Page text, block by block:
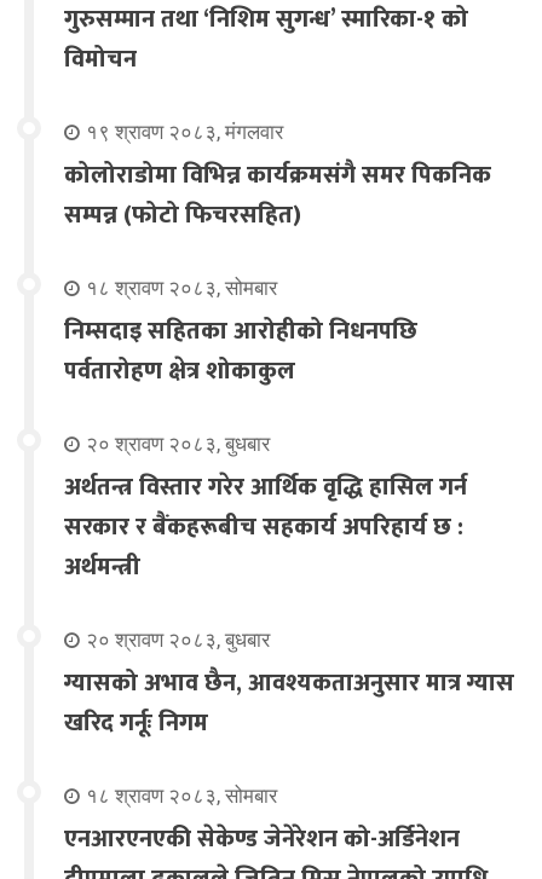
गुरुसम्मान तथा ‘निशिम सुगन्ध’ स्मारिका-१ को
विमोचन
१९ श्रावण २०८३, मंगलवार
कोलोराडोमा विभिन्न कार्यक्रमसंगै समर पिकनिक
सम्पन्न (फोटो फिचरसहित)
१८ श्रावण २०८३, सोमबार
निम्सदाइ सहितका आरोहीको निधनपछि
पर्वतारोहण क्षेत्र शोकाकुल
२० श्रावण २०८३, बुधबार
अर्थतन्त्र विस्तार गरेर आर्थिक वृद्धि हासिल गर्न
सरकार र बैंकहरूबीच सहकार्य अपरिहार्य छ :
अर्थमन्त्री
२० श्रावण २०८३, बुधबार
ग्यासको अभाव छैन, आवश्यकताअनुसार मात्र ग्यास
खरिद गर्नूः निगम
१८ श्रावण २०८३, सोमबार
एनआरएनएकी सेकेण्ड जेनेरेशन को-अर्डिनेशन